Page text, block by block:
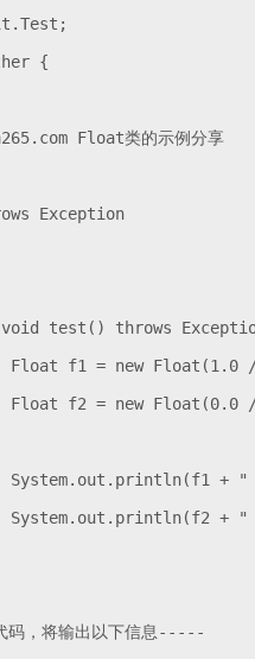
{
，将输出以下信息-----